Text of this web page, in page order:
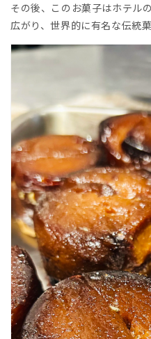
その後、このお菓子はホテル
広がり、世界的に有名な伝統